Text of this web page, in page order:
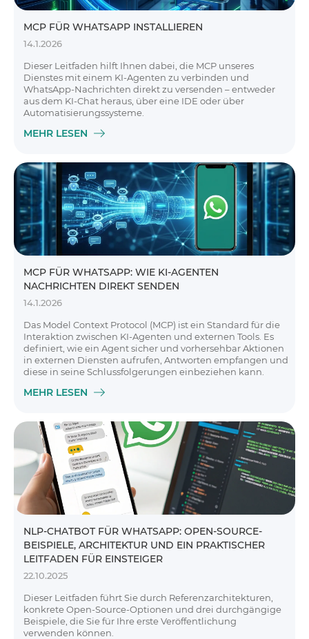
MCP FÜR WHATSAPP INSTALLIEREN
14.1.2026
Dieser Leitfaden hilft Ihnen dabei, die MCP unseres
Dienstes mit einem KI-Agenten zu verbinden und
WhatsApp-Nachrichten direkt zu versenden – entweder
aus dem KI-Chat heraus, über eine IDE oder über
Automatisierungssysteme.
MEHR LESEN
MCP FÜR WHATSAPP: WIE KI-AGENTEN
NACHRICHTEN DIREKT SENDEN
14.1.2026
Das Model Context Protocol (MCP) ist ein Standard für die
Interaktion zwischen KI-Agenten und externen Tools. Es
definiert, wie ein Agent sicher und vorhersehbar Aktionen
in externen Diensten aufrufen, Antworten empfangen und
diese in seine Schlussfolgerungen einbeziehen kann.
MEHR LESEN
NLP-CHATBOT FÜR WHATSAPP: OPEN-SOURCE-
BEISPIELE, ARCHITEKTUR UND EIN PRAKTISCHER
LEITFADEN FÜR EINSTEIGER
22.10.2025
Dieser Leitfaden führt Sie durch Referenzarchitekturen,
konkrete Open-Source-Optionen und drei durchgängige
Beispiele, die Sie für Ihre erste Veröffentlichung
verwenden können.